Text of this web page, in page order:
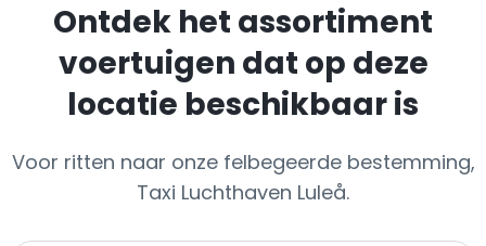
Ontdek het assortiment
voertuigen dat op deze
locatie beschikbaar is
Voor ritten naar onze felbegeerde bestemming,
Taxi Luchthaven Luleå.